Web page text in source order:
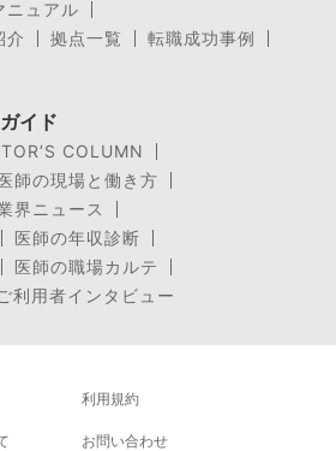
ニュアル
介
拠点一覧
転職成功事例
イド
COLUMN
師の現場と働き方
界ニュース
医師の年収診断
医師の職場カルテ
利用者インタビュー
利用規約
お問い合わせ